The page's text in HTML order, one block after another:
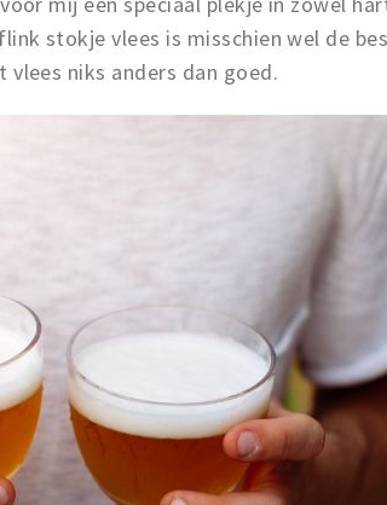
stokje vlees is misschien wel de
niks anders dan goed.